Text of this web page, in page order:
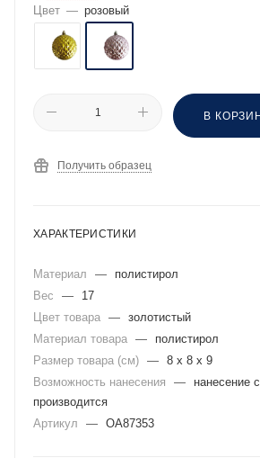
Цвет — розовый
В
Получить образец
ХАРАКТЕРИСТИКИ
Материал —
полистирол
Вес
—
17
Цвет товара — золотистый
Материал товара —
полистирол
Размер товара (см) — 8 х 8 х 9
Возможность нанесения
—
нанесение
производится
Артикул
— OA87353